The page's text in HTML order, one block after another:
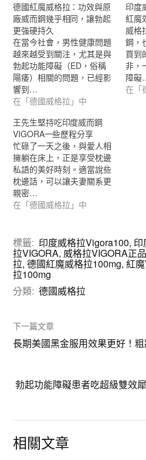
德國紅魔威格拉：功效與原
廠威而鋼幾乎相同，讓勃起
更強硬持久
在當今社會，男性健康問題
越來越受到關注，尤其是與
勃起功能障礙（ED，俗稱
陽痿）相關的問題，已經影
響到…
在「德國威格拉」中
印度
紅魔
威格
鋼，
買到
非，
障
在「
王先生堅持吃印度威而鋼
VIGORA一些歷程分享
忙碌了一天之後，與愛人相
擁躺在床上，正是享受枕邊
私語的美好時刻。適當說些
枕邊話，可以讓夫妻關系更
親密…
在「德國威格拉」中
標籤: 印度威格拉Vigora100, 印
拉VIGORA, 威格拉VIGORA正品
拉,德國紅魔威格拉100mg,紅
拉100mg
分類: 德國威格拉
下一篇文章
長期美國黑金服用效果更好！
勃起功能障礙患者吃超級雙效
相關文章